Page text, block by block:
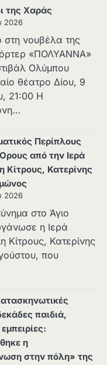
της Χαράς
2026
στη νουβέλα της
«ΠΟΛΥΑΝΝΑ»
Ολύμπου
θέατρο Δίου, 9
21:00 Η
Περίπλους
από την Ιερά
Κίτρους, Κατερίνης
2026
στο Άγιο
η Ιερά
Κίτρους, Κατερίνης
που
παιδιά,
η
στην πόλη» της